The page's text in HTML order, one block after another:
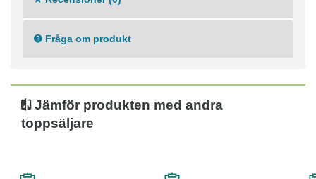
● Passar perfekt för vardagligt bruk
Specifikationer:
● Material: Polypropen
● Färg: Transparent
Fråga om produkt
Jämför produkten med andra
toppsäljare